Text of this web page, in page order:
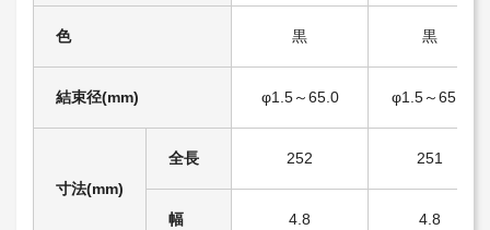
色 黒 黒
結束径(mm) φ1.5～65.0 φ1.5～65.0
寸法(mm)
全長 252 251
幅 4.8 4.8